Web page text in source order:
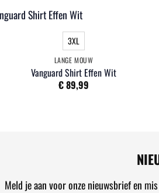
3XL
LANGE MOUW
Vanguard Shirt Effen Wit
€89,99
Meld je aan voor onze nieuwsbrief en